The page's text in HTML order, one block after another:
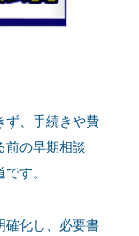
ず、手続きや費
前の早期相談
す。
確化し、必要書